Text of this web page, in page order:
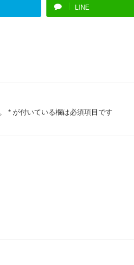
LINE
* が付いている欄は必須項目です